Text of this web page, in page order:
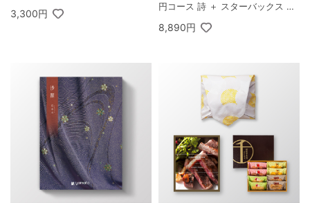
3,300円
円コース 詩 ＋ スターバックス オ
リガミ パーソナルドリップ コーヒ
ーギフトB
8,890円